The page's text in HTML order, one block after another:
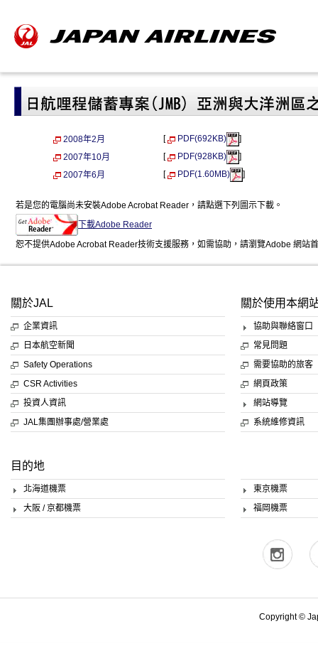
2008年2月 [ PDF(692KB)
]
2007年10月
[ PDF(928KB)
]
2007年6月
[ PDF(1.60MB) ]
若是您的電腦尚未安裝Adobe Acrobat Reader，請點選下列圖示下載。
下載Adobe Reader
恕不提供Adobe Acrobat Reader技術支援服務，如需協助，請瀏覽Adobe 網站
關於JAL
企業資訊
日本航空新聞
Safety Operations
CSR Activities
投資人資訊
JAL集團辦事處/營業處
關於使用本網
協助與聯絡窗口
常見問題
需要協助的旅客
網頁政策
網站導覽
系統維修資訊
目的地
北海道機票
大阪 / 京都機票
東京機票
福岡機票
Copyright ©